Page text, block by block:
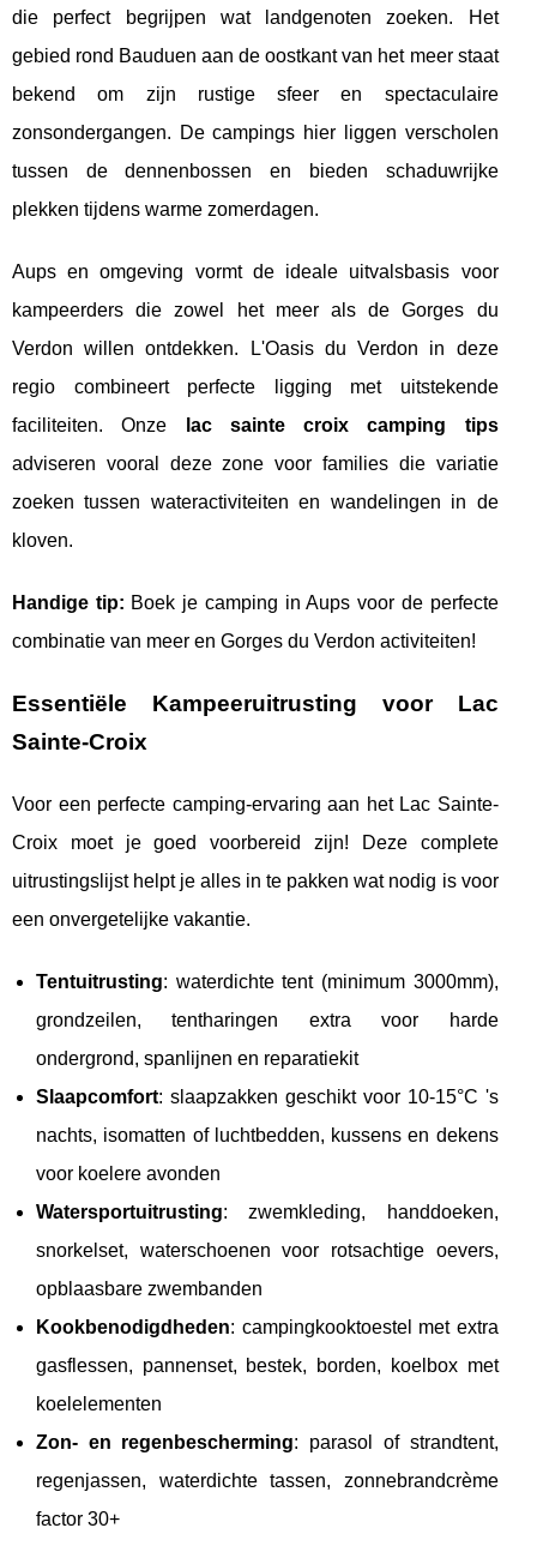
die perfect begrijpen wat landgenoten zoeken. Het
gebied rond Bauduen aan de oostkant van het meer staat
bekend om zijn rustige sfeer en spectaculaire
zonsondergangen. De campings hier liggen verscholen
tussen de dennenbossen en bieden schaduwrijke
plekken tijdens warme zomerdagen.
Aups en omgeving vormt de ideale uitvalsbasis voor
kampeerders die zowel het meer als de Gorges du
Verdon willen ontdekken. L'Oasis du Verdon in deze
regio combineert perfecte ligging met uitstekende
faciliteiten. Onze
lac sainte croix camping tips
adviseren vooral deze zone voor families die variatie
zoeken tussen wateractiviteiten en wandelingen in de
kloven.
Handige tip: Boek je camping in Aups voor de perfecte
combinatie van meer en Gorges du Verdon activiteiten!
Essentiële Kampeeruitrusting voor Lac
Sainte-Croix
Voor een perfecte camping-ervaring aan het Lac Sainte-
Croix moet je goed voorbereid zijn! Deze complete
uitrustingslijst helpt je alles in te pakken wat nodig is voor
een onvergetelijke vakantie.
Tentuitrusting: waterdichte tent (minimum 3000mm),
grondzeilen, tentharingen extra voor harde
ondergrond, spanlijnen en reparatiekit
Slaapcomfort: slaapzakken geschikt voor 10-15°C 's
nachts, isomatten of luchtbedden, kussens en dekens
voor koelere avonden
Watersportuitrusting: zwemkleding, handdoeken,
snorkelset, waterschoenen voor rotsachtige oevers,
opblaasbare zwembanden
Kookbenodigdheden: campingkooktoestel met extra
gasflessen, pannenset, bestek, borden, koelbox met
koelelementen
Zon- en regenbescherming: parasol of strandtent,
regenjassen, waterdichte tassen, zonnebrandcrème
factor 30+